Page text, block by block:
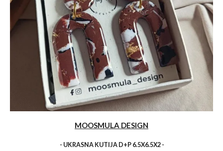
MOOSMULA DESIGN
- UKRASNA KUTIJA D+P 6.5X6.5X2 -